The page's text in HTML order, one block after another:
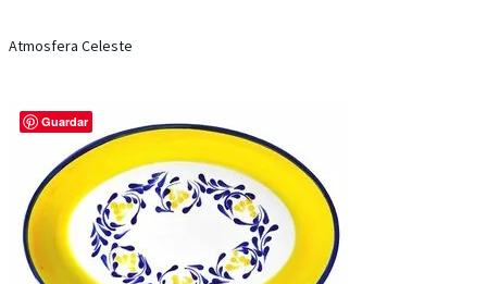
Atmosfera Celeste
Guardar